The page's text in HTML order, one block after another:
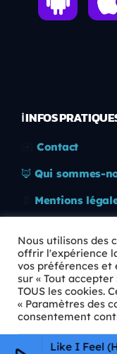
Feel Like I Feel
ℹ️ INFOS
Contact
🦊 Qui sommes-
Mentions
🛡️ RGPD
Copyright © 2026
Nous utilisons des
offrir l'expérience
vos préférences et
sur « Tout
TOUS les cookies.
« Paramètres des
consentement
Paramètres Cookie